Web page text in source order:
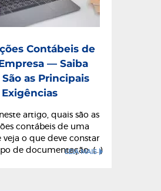
Contábeis de
— Saiba
as Principais
Exigências
artigo, quais são as
contábeis de uma
veja o que deve constar
de documentação. (...)
LEIA MAIS